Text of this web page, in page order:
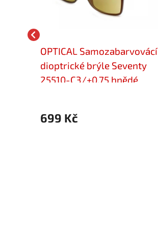
OPTICAL Samozabarvovácí
dioptrické brýle Seventy
25510-C3/+0,75 hnědé
699 Kč